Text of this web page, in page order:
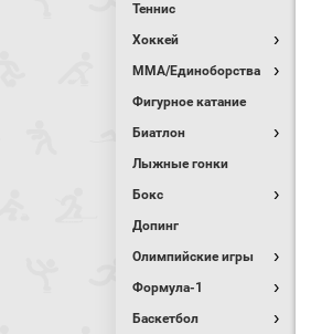
Теннис
Хоккей
MMA/Единоборства
Фигурное катание
Биатлон
Лыжные гонки
Бокс
Допинг
Олимпийские игры
Формула-1
Баскетбол